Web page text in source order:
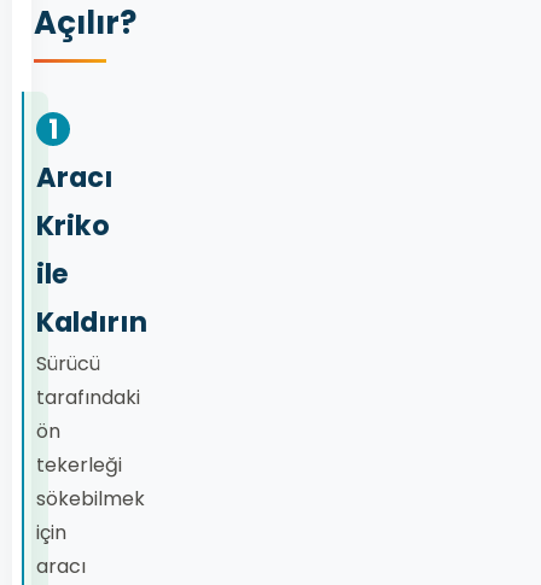
Açılır?
1
Aracı
Kriko
ile
Kaldırın
Sürücü
tarafındaki
ön
tekerleği
sökebilmek
için
aracı